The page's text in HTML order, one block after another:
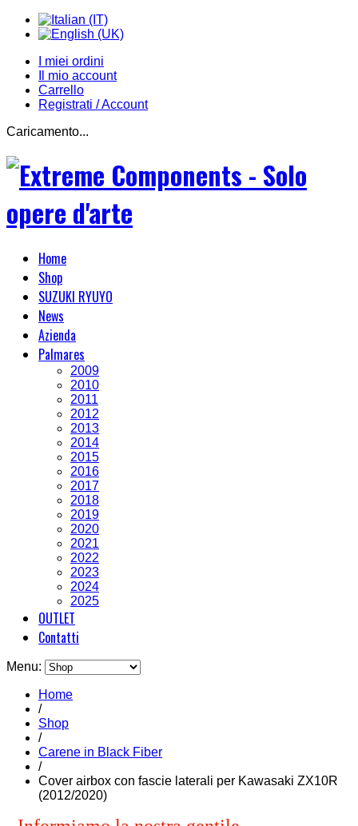
I miei ordini
Il mio account
Carrello
Registrati / Account
Caricamento...
Home
Shop
SUZUKI RYUYO
News
Azienda
Palmares
2009
2010
2011
2012
2013
2014
2015
2016
2017
2018
2019
2020
2021
2022
2023
2024
2025
OUTLET
Contatti
Menu:
Home
/
Shop
/
Carene in Black Fiber
/
Cover airbox con fascie laterali per Kawasaki ZX10R
(2012/2020)